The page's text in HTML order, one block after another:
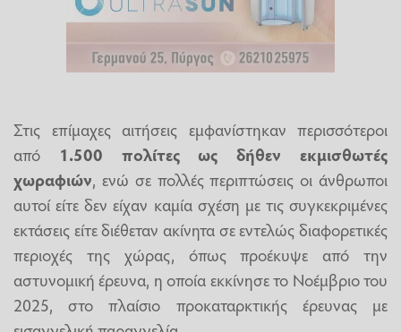
Στις επίμαχες αιτήσεις εμφανίστηκαν περισσότεροι
από 1.500 πολίτες ως δήθεν εκμισθωτές
χωραφιών, ενώ σε πολλές περιπτώσεις οι άνθρωποι
αυτοί είτε δεν είχαν καμία σχέση με τις συγκεκριμένες
εκτάσεις είτε διέθεταν ακίνητα σε εντελώς διαφορετικές
περιοχές της χώρας, όπως προέκυψε από την
αστυνομική έρευνα, η οποία εκκίνησε το Νοέμβριο του
2025, στο πλαίσιο προκαταρκτικής έρευνας με